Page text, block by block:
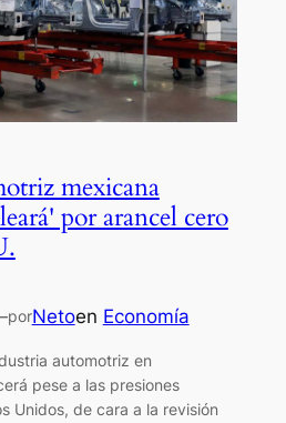
mexicana
por arancel cero
porNetoen Economía
automotriz en
pese a las presiones
Unidos, de cara a la revisión